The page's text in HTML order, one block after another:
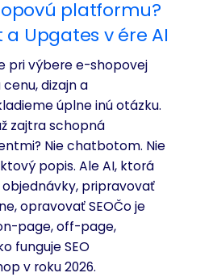
platformu?
a Upgates v ére AI
pri výbere e-shopovej
dizajn a
úplne inú otázku.
zajtra schopná
Nie chatbotom. Nie
popis. Ale AI, ktorá
pripravovať
opravovať SEOČo je
page, off-page,
funguje SEO
v roku 2026.